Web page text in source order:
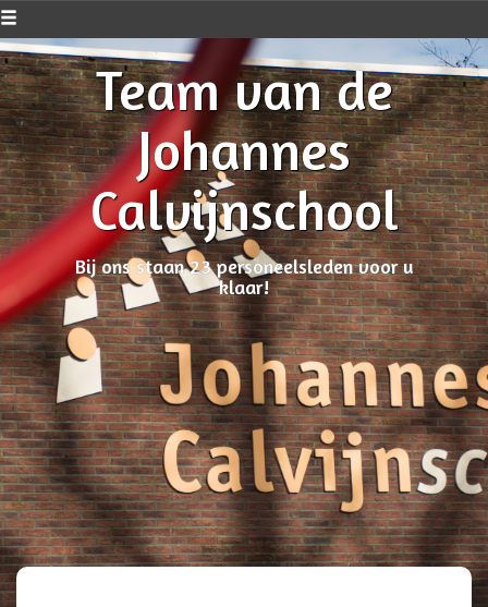
Team van de
Johannes
Calvijnschool
Bij ons staan 23 personeelsleden voor u
klaar!